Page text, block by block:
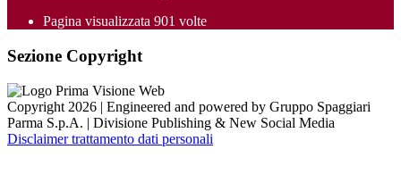
Pagina visualizzata 901 volte
Sezione Copyright
Copyright 2026 | Engineered and powered by Gruppo Spaggiari
Parma S.p.A. | Divisione Publishing & New Social Media
Disclaimer trattamento dati personali